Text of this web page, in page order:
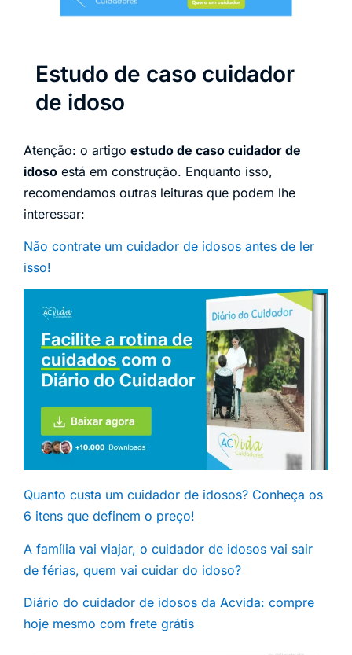
Estudo de caso cuidador
de idoso
Atenção: o artigo estudo de caso cuidador de
idoso está em construção. Enquanto isso,
recomendamos outras leituras que podem lhe
interessar:
Não contrate um cuidador de idosos antes de ler
isso!
Quanto custa um cuidador de idosos? Conheça os
6 itens que definem o preço!
A família vai viajar, o cuidador de idosos vai sair
de férias, quem vai cuidar do idoso?
Diário do cuidador de idosos da Acvida: compre
hoje mesmo com frete grátis